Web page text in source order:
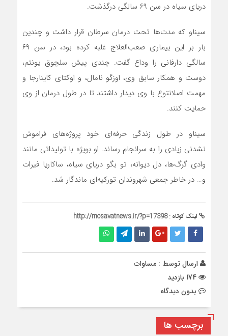
دریای سیاه در سن ۶۹ سالگی درگذشت.
سیناو که مدت‌ها تحت درمان سرطان قرار داشت و چندین
بار بر این بیماری صعب‌العلاج غلبه کرده بود، در سن ۶۹
سالگی دارفانی را وداع گفت. چندی پیش سلچوق یونتم،
دوست و همکار سابق وی، اوزگو نامال، و اوکتای کاینارجا و
مهمت اصلانتوع با وی دیدار داشتند تا در طول درمان از وی
حمایت کنند.
سیناو در طول زندگی حرفه‌ای خود پروژه‌های فراموش
نشدنی زیادی را به سرانجام رساند. او بویژه با تولیداتی مانند
وادی گرگ‌ها، دل دیوانه، تو بگو دریای سیاه، ساکاریا فیرات
و… در خاطر جمعی شهروندان تورکیه‌ای ماندگار شد.
لینک کوتاه :http://mosavatnews.ir/?p=17398
ارسال توسط : مساوات
بدون دیدگاه
برچسب ها